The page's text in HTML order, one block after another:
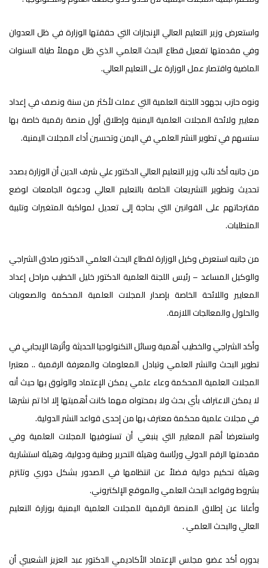
واستعرض وزير التعليم العالي الإنجازات التي حققتها الوزارة في ظل العدوان
وفي مقدمتها تفعيل قطاع البحث العلمي الذي ظل مهملاً طيلة السنوات
الماضية واقتصار عمل الوزارة على التعليم العالي.
ونوه حازب بجهود اللجنة العلمية التي عملت لأكثر من سنة ونصف في إعداد
معايير ولائحة المجلات العلمية اليمنية وإطلاق أول منصة رقمية خاصة بها
ستسهم في تطوير النشر العلمي في اليمن وتحسين أداء المجلات اليمنية.
من جانبه أكد نائب وزير التعليم العالي الدكتور علي شرف الدين أن الوزارة بصدد
تحديث وتطوير التشريعات الخاصة بالتعليم العالي ودعوة الجامعات لوضع
مقترحاتهم على القوانين التي بحاجة إلى تعديل لمواكبة المتغيرات وتلبية
المتطلبات.
من جانبه استعرض وكيل الوزارة لقطاع البحث العلمي الدكتور صادق الشراجي
والوكيل المساعد – رئيس اللجنة العلمية الدكتور خليل الخطيب مراحل إعداد
المعايير واللائحة الخاصة بإصدار المجلات العلمية المحكمة والصعوبات
والحلول والمعالجات اللازمة.
وأكد الشراجي والخطيب أهمية وسائل التكنولوجيا الحديثة وأثرها الإيجابي في
تطوير البحث والنشر العلمي وتبادل المعلومات والمعرفة الرقمية .. معتبرا
المجلات العلمية المحكمة وعاء علمي يمكن الإعتماد والوثوق بها حيث أنه
لا يمكن الاعتراف بأي بحث ولا بمحتواه مهما كانت أهميتها إلا اذا تم نشرها
في مجلات علمية محكمة معترف بها من إحدى قواعد النشر الدولية.
واستعرضا أهم المعايير التي ينبغي أن تستوفيها المجلات العلمية وفي
مقدمتها الرقم الدولي ورئاسة وهيئة التحرير وطنية ودولية، وهيئة استشارية
وهيئة تحكيم دولية فضلاً عن انتظامها في الصدور بشكل دوري وتلتزم
بشروط وقواعد البحث العلمي والموقع الإلكتروني.
وأعلنا عن إطلاق المنصة الرقمية للمجلات العلمية اليمنية بوزارة التعليم
العالي والبحث العلمي .
بدوره أكد عضو مجلس الإعتماد الأكاديمي الدكتور عبد العزيز الشعيبي أن